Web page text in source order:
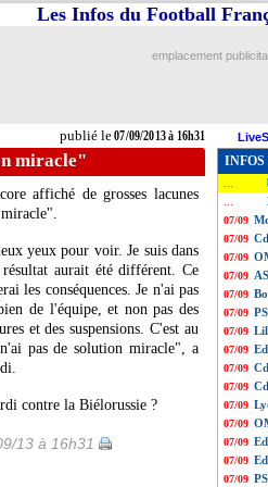
publié le07/09/2013 à 16h31
Les Infos du Football
emplacement
miracle"
affiché de grosses lacunes
yeux pour voir. Je suis dans
aurait été différent. Ce
les conséquences. Je n'ai pas
de l'équipe, et non pas des
et des suspensions. C'est au
pas de solution miracle", a
contre la Biélorussie ?
13 à 16h31
INFOS
07/09
07/09
07/09
07/09
07/09
07/09
07/09
07/09
07/09
07/09
07/09
07/09
07/09
07/09
07/09